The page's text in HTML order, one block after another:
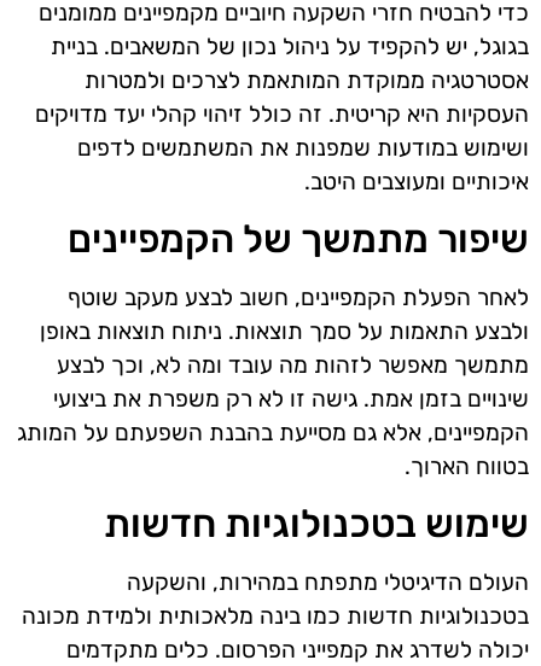
כדי להבטיח חזרי השקעה חיוביים מקמפיינים ממומנים
בגוגל, יש להקפיד על ניהול נכון של המשאבים. בניית
אסטרטגיה ממוקדת המותאמת לצרכים ולמטרות
העסקיות היא קריטית. זה כולל זיהוי קהלי יעד מדויקים
ושימוש במודעות שמפנות את המשתמשים לדפים
איכותיים ומעוצבים היטב.
שיפור מתמשך של הקמפיינים
לאחר הפעלת הקמפיינים, חשוב לבצע מעקב שוטף
ולבצע התאמות על סמך תוצאות. ניתוח תוצאות באופן
מתמשך מאפשר לזהות מה עובד ומה לא, וכך לבצע
שינויים בזמן אמת. גישה זו לא רק משפרת את ביצועי
הקמפיינים, אלא גם מסייעת בהבנת השפעתם על המותג
בטווח הארוך.
שימוש בטכנולוגיות חדשות
העולם הדיגיטלי מתפתח במהירות, והשקעה
בטכנולוגיות חדשות כמו בינה מלאכותית ולמידת מכונה
יכולה לשדרג את קמפייני הפרסום. כלים מתקדמים